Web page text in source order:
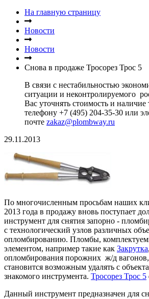
На главную страницу
Новости
Новости
Снова в продаже Тросорез Трос 5
В связи с нестабильностью
ситуации и неконтролируемого
Вас уточнять стоимость и наличие
телефону +7 (495) 204-35-30 или
почте zakaz@plombway.ru
29.11.2013
По многочисленным просьбам наших
2013 года в продажу вновь поступает
инструмент для снятия запорно -
с технологический узлов различных
опломбированию. Пломбы,
элементом, например такие как Закрутка
опломбирования порожних ж/д вагонов,
становится возможным удалять с
знакомого инструмента. Тросорез Трос 5
Данный инструмент предназначен для